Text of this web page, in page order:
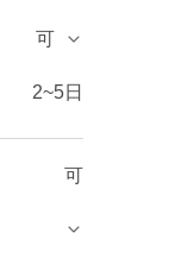
可
2~5日
可